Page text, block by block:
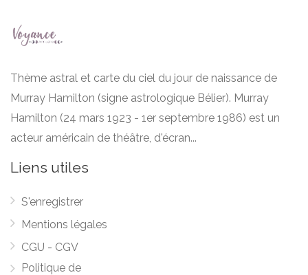
Thème astral et carte du ciel du jour de naissance de
Murray Hamilton (signe astrologique Bélier). Murray
Hamilton (24 mars 1923 - 1er septembre 1986) est un
acteur américain de théâtre, d'écran...
Liens utiles
S'enregistrer
Mentions légales
CGU - CGV
Politique de